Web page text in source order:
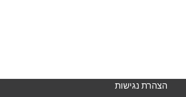
הצהרת נגישות